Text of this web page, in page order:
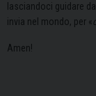
lasciandoci guidare
invia nel mondo, per «
Amen!